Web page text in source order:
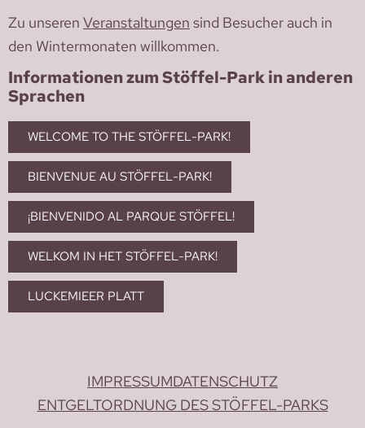
Zu unseren Veranstaltungen sind Besucher auch in
den Wintermonaten willkommen.
Informationen zum Stöffel-Park in anderen
Sprachen
WELCOME TO THE STÖFFEL-PARK!
BIENVENUE AU STÖFFEL-PARK!
¡BIENVENIDO AL PARQUE STÖFFEL!
WELKOM IN HET STÖFFEL-PARK!
LUCKEMIEER PLATT
IMPRESSUMDATENSCHUTZ
ENTGELTORDNUNG DES STÖFFEL-PARKS